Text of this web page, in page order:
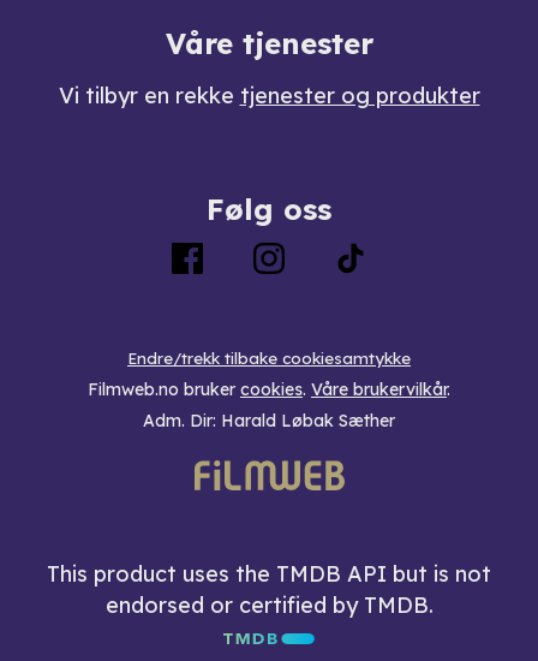
Våre tjenester
Vi tilbyr en rekke tjenester og produkter
Følg oss
Endre/trekk tilbake cookiesamtykke
Filmweb.no bruker cookies. Våre brukervilkår.
Adm. Dir: Harald Løbak Sæther
This product uses the TMDB API but is not
endorsed or certified by TMDB.